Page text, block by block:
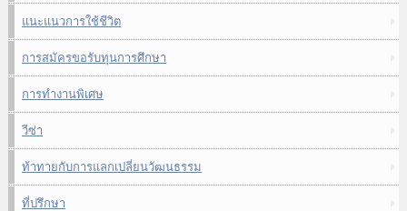
แนะแนวการใช้ชีวิต
การสมัครขอรับทุนการศึกษา
การทำงานพิเศษ
วีซ่า
ท้าทายกับการแลกเปลี่ยนวัฒนธรรม
ที่ปรึกษา